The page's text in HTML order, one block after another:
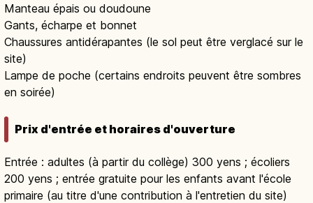
Manteau épais ou doudoune
Gants, écharpe et bonnet
Chaussures antidérapantes (le sol peut être verglacé sur le
site)
Lampe de poche (certains endroits peuvent être sombres
en soirée)
Prix d'entrée et horaires d'ouverture
Entrée : adultes (à partir du collège) 300 yens ; écoliers
200 yens ; entrée gratuite pour les enfants avant l'école
primaire (au titre d'une contribution à l'entretien du site)